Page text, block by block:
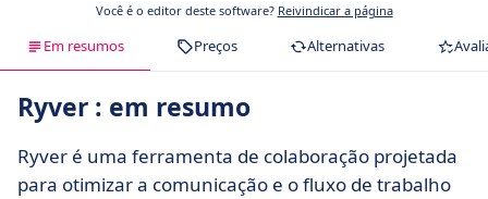
Você é o editor deste software? Reivindicar a página
Em resumos Preços Alternativas
Ryver : em resumo
Ryver é uma ferramenta de colaboração projetada
para otimizar a comunicação e o fluxo de trabalho